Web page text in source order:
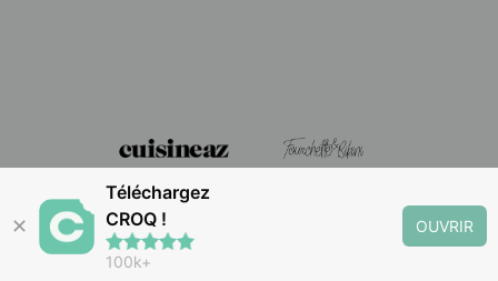
✕
Téléchargez
CROQ !
100k+
OUVRIR